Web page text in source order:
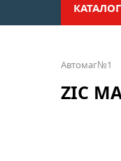
КАТАЛОГ
автомаг№1
ZIC